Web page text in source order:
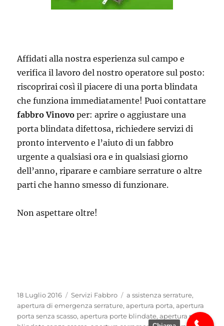
Affidati alla nostra esperienza sul campo e
verifica il lavoro del nostro operatore sul posto:
riscoprirai così il piacere di una porta blindata
che funziona immediatamente! Puoi contattare
fabbro Vinovo per: aprire o aggiustare una
porta blindata difettosa, richiedere servizi di
pronto intervento e l’aiuto di un fabbro
urgente a qualsiasi ora e in qualsiasi giorno
dell’anno, riparare e cambiare serrature o altre
parti che hanno smesso di funzionare.
Non aspettare oltre!
Pubblicato
il
18 Luglio 2016 Categorie
Servizi Fabbro Tag
a ssistenza serrature,
apertura di emergenza serrature,apertura porta,apertura
porta senza scasso,apertura porte blindate,apertura porte